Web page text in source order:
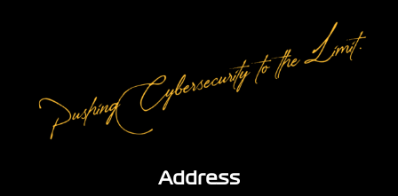
Address